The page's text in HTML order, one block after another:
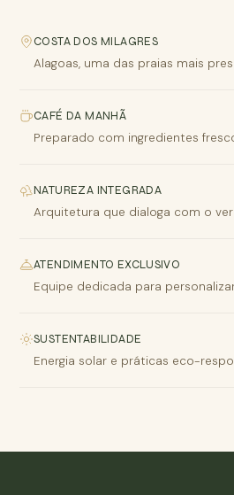
COSTA DOS MILAGRES
Alagoas, uma das praias mais
CAFÉ DA MANHÃ
Preparado com ingredientes
NATUREZA INTEGRADA
Arquitetura que dialoga com o
ATENDIMENTO EXCLUSIVO
Equipe dedicada para
SUSTENTABILIDADE
Energia solar e práticas eco-